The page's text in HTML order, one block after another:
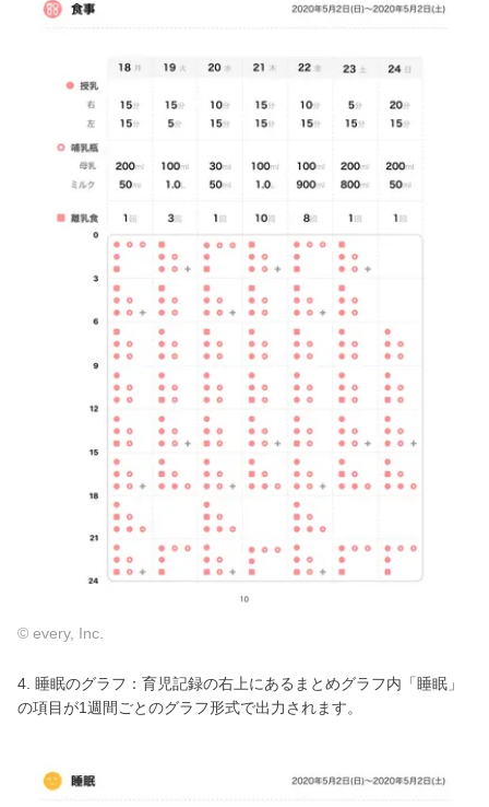
© every, Inc.
4. 睡眠のグラフ：育児記録の右上にあるまとめグラフ内「睡眠」
の項目が1週間ごとのグラフ形式で出力されます。